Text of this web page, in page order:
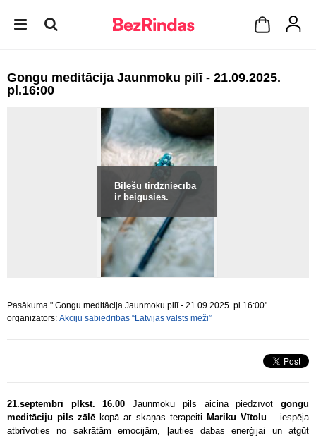
Gongu meditācija Jaunmoku pilī - 21.09.2025.
pl.16:00
Biļešu tirdzniecība
ir beigusies.
Pasākuma " Gongu meditācija Jaunmoku pilī - 21.09.2025. pl.16:00"
organizators: Akciju sabiedrības “Latvijas valsts meži”
21.septembrī plkst. 16.00 Jaunmoku pils aicina piedzīvotgongu
meditāciju pils zālē kopā ar skaņas terapeiti Mariku Vītolu – iespēja
atbrīvoties no sakrātām emocijām, ļauties dabas enerģijai un atgūt